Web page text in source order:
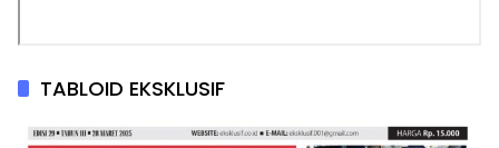
TABLOID EKSKLUSIF